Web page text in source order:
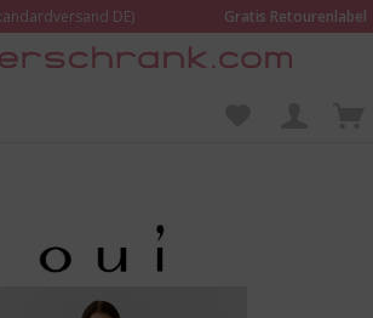
DE)
Gratis Retourenlabel
in Kempen anprobieren und beraten lassen